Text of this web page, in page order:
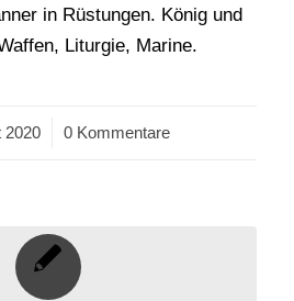
in Rüstungen. König und
Liturgie, Marine.
2020 0 Kommentare